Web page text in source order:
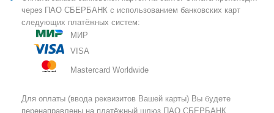
через ПАО СБЕРБАНК с использованием банковских карт
следующих платёжных систем:
МИР
VISA
Mastercard Worldwide
Для оплаты (ввода реквизитов Вашей карты) Вы будете
перенаправлены на платёжный шлюз ПАО СБЕРБАНК.